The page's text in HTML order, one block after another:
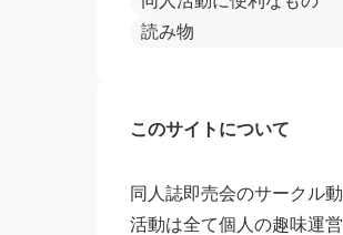
読み物
このサイトについて
同人誌即売会のサークル
活動は全て個人の趣味運営